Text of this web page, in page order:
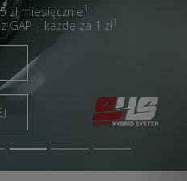
zł miesięcznie1
GAP – każde za 1 zł1